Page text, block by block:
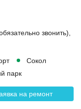
звонить)
Сокол
парк
на ремонт